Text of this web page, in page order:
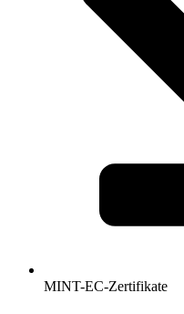
MINT-EC-Zertifikate